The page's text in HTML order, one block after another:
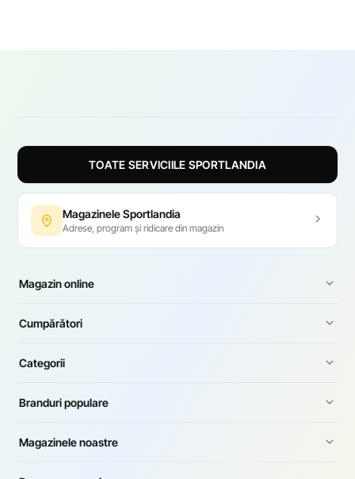
TOATE SERVICIILE SPORTLANDIA
Magazinele Sportlandia
Adrese, program și ridicare din magazin
Magazin online
Cumpărători
Categorii
Branduri populare
Magazinele noastre